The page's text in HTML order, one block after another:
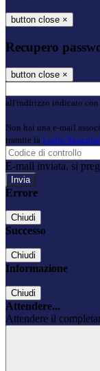
button close ×
Recupero
button close ×
all'indirizzo indicato con
Non hai una e-mail
tramite la Login
E-mail inviata, si
Errore
Chiudi
Successo
Chiudi
Informazione
Chiudi
Attendere...
Attendere il